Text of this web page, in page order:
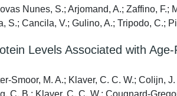
Nunes, S.; Arjomand, A.; Zaffino,
S.; Cancila, V.; Gulino, A.; Tripodo, C.;
Levels Associated with
Smoor, M. A.; Klaver, C. C. W.; Colijn,
C. B.; Klaver, C. C. W.; Cougnard-